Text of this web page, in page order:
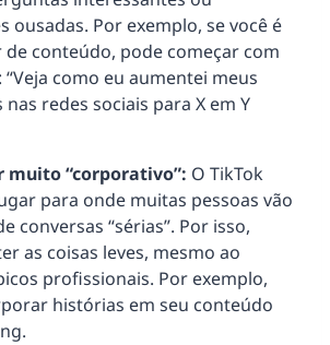
ousadas. Por exemplo, se você é
conteúdo, pode começar com
como eu aumentei meus
redes sociais para X em Y
muito “corporativo”: O TikTok
para onde muitas pessoas vão
conversas “sérias”. Por isso,
as coisas leves, mesmo ao
profissionais. Por exemplo,
histórias em seu conteúdo